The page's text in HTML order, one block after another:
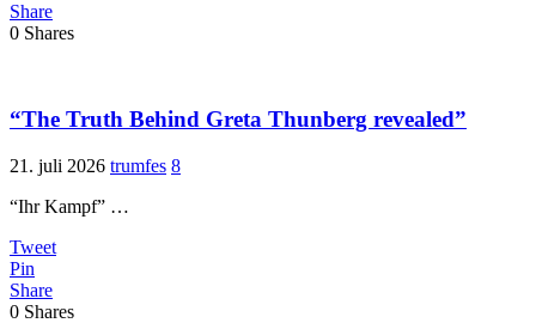
Share
0 Shares
“The Truth Behind Greta Thunberg revealed”
21. juli 2026 trumfes 8
“Ihr Kampf” …
Tweet
Pin
Share
0 Shares